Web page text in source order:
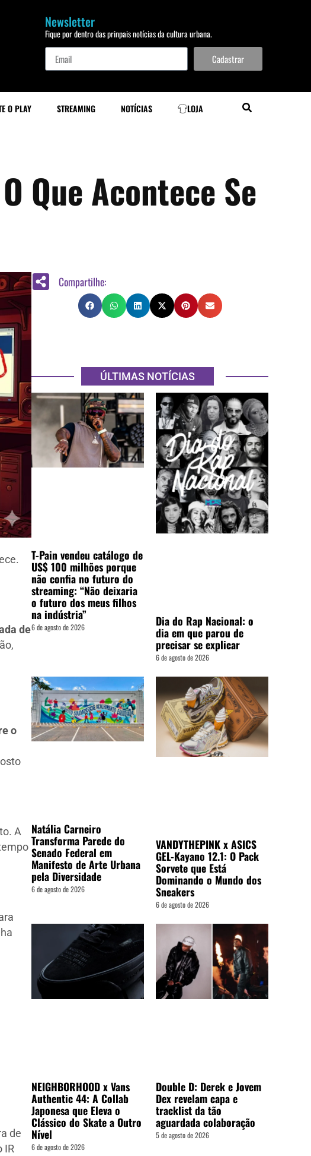
Newsletter
Fique por dentro das prinpais notícias da cultura urbana.
Cadastrar
O PLAY STREAMING NOTÍCIAS LOJA
Que Acontece Se
de
o
A
de
IR
Compartilhe:
ÚLTIMAS NOTÍCIAS
T-Pain vendeu catálogo de
US$ 100 milhões porque
não confia no futuro do
streaming: “Não deixaria
o futuro dos meus filhos
na indústria”
6 de agosto de 2026 Dia do Rap Nacional: o
dia em que parou de
precisar se explicar
6 de agosto de 2026
Natália Carneiro
Transforma Parede do
Senado Federal em
Manifesto de Arte Urbana
pela Diversidade
6 de agosto de 2026
VANDYTHEPINK x ASICS
GEL-Kayano 12.1: O Pack
Sorvete que Está
Dominando o Mundo dos
Sneakers
6 de agosto de 2026
NEIGHBORHOOD x Vans
Authentic 44: A Collab
Japonesa que Eleva o
Clássico do Skate a Outro
Nível
6 de agosto de 2026
Double D: Derek e Jovem
Dex revelam capa e
tracklist da tão
aguardada colaboração
5 de agosto de 2026